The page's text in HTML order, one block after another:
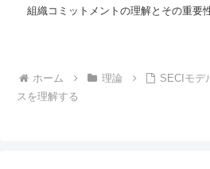
組織コミットメントの理解とその重要
ホーム 理論
SECIモデ
スを理解する